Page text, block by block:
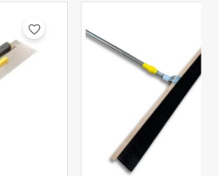
favorite_border